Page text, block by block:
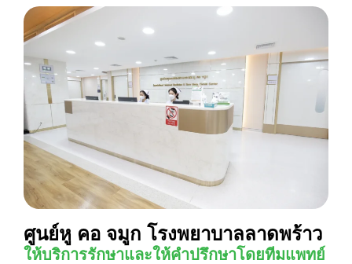
ศูนย์หู คอ จมูก โรงพยาบาลลาดพร้าว
ให้บริการรักษาและให้คำปรึกษาโดยทีมแพทย์